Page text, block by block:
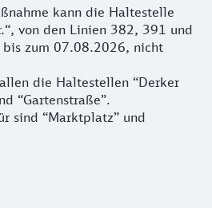
kann die Haltestelle
von den Linien 382, 391 und
zum 07.08.2026, nicht
die Haltestellen “Derker
“Gartenstraße”.
sind “Marktplatz” und